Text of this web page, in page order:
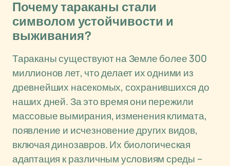
Почему тараканы стали
символом устойчивости и
выживания?
Тараканы существуют на Земле более 300
миллионов лет, что делает их одними из
древнейших насекомых, сохранившихся до
наших дней. За это время они пережили
массовые вымирания, изменения климата,
появление и исчезновение других видов,
включая динозавров. Их биологическая
адаптация к различным условиям среды –